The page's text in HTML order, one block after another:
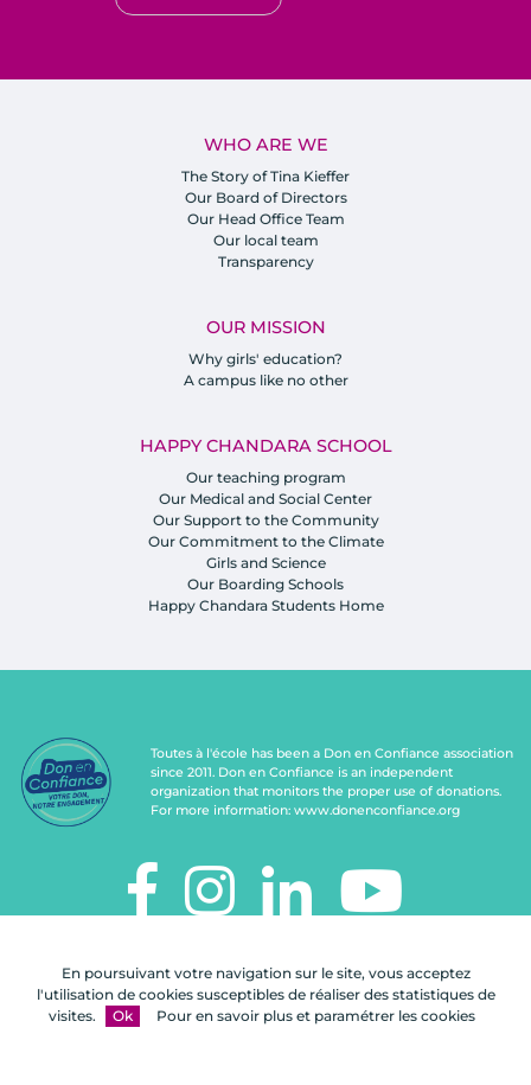
En poursuivant votre navigation sur le site, vous acceptez
l'utilisation de cookies susceptibles de réaliser des statistiques de
visites.
Ok Pour en savoir plus et paramétrer les cookies
WHO ARE WE
The Story of Tina Kieffer
Our Board of Directors
Our Head Office Team
Our local team
Transparency
OUR MISSION
Why girls' education?
A campus like no other
HAPPY CHANDARA SCHOOL
Our teaching program
Our Medical and Social Center
Our Support to the Community
Our Commitment to the Climate
Girls and Science
Our Boarding Schools
Happy Chandara Students Home
Toutes à l'école has been a Don en Confiance association
since 2011. Don en Confiance is an independent
organization that monitors the proper use of donations.
For more information: www.donenconfiance.org
112, rue de Paris
92100 Boulogne-Billancourt